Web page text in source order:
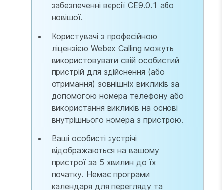
забезпеченні версії CE9.0.1 або
новішої.
Користувачі з професійною
ліцензією Webex Calling можуть
використовувати свій особистий
пристрій для здійснення (або
отримання) зовнішніх викликів за
допомогою номера телефону або
використання викликів на основі
внутрішнього номера з пристрою.
Ваші особисті зустрічі
відображаються на вашому
пристрої за 5 хвилин до їх
початку. Немає програми
календаря для перегляду та